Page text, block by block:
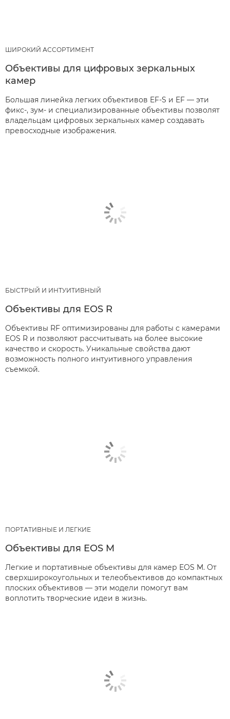
ШИРОКИЙ АССОРТИМЕНТ
Объективы для цифровых зеркальных
камер
Большая линейка легких объективов EF-S и EF — эти
фикс-, зум- и специализированные объективы позволят
владельцам цифровых зеркальных камер создавать
превосходные изображения.
БЫСТРЫЙ И ИНТУИТИВНЫЙ
Объективы для EOS R
Объективы RF оптимизированы для работы с камерами
EOS R и позволяют рассчитывать на более высокие
качество и скорость. Уникальные свойства дают
возможность полного интуитивного управления
съемкой.
ПОРТАТИВНЫЕ И ЛЕГКИЕ
Объективы для EOS M
Легкие и портативные объективы для камер EOS M. От
сверхширокоугольных и телеобъективов до компактных
плоских объективов — эти модели помогут вам
воплотить творческие идеи в жизнь.